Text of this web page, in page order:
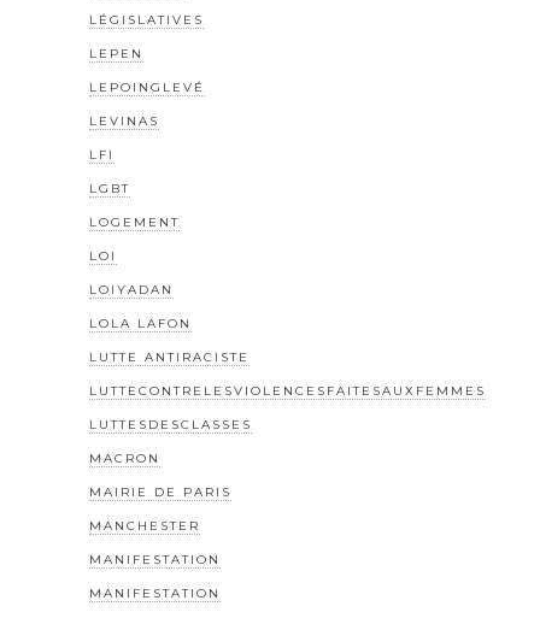
LÉGISLATIVES
LEPEN
LEPOINGLEVÉ
LEVINAS
LFI
LGBT
LOGEMENT
LOI
LOIYADAN
LOLA LAFON
LUTTE ANTIRACISTE
LUTTECONTRELESVIOLENCESFAITESAUXFEMMES
LUTTESDESCLASSES
MACRON
MAIRIE DE PARIS
MANCHESTER
MANIFESTATION
MANIFESTATION